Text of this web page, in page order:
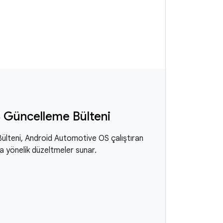
Bülteni
Android Automotive OS çalıştıran
yönelik düzeltmeler sunar.